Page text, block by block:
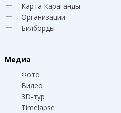
Карта Караганды
Организации
Билборды
Медиа
Фото
Видео
3D-тур
Timelapse